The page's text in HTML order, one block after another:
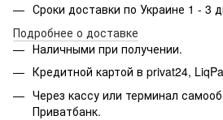
Сроки доставки по Украине 1 - 3
Подробнее о доставке
Наличными при получении.
Кредитной картой в privat24,
Через кассу или терминал
Приватбанк.